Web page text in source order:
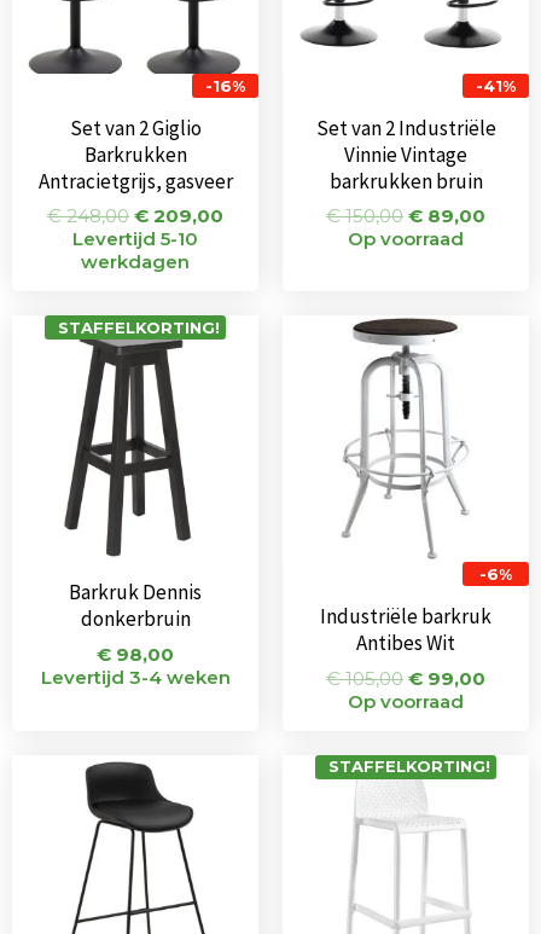
-16%
Set van 2 Giglio
Barkrukken
Antracietgrijs, gasveer
€248,00 € 209,00
Levertijd 5-10
werkdagen
-41%
Set van 2 Industriële
Vinnie Vintage
barkrukken bruin
€150,00 € 89,00
Op voorraad
STAFFELKORTING!
Barkruk Dennis
donkerbruin
€ 98,00
Levertijd 3-4 weken
-6%
Industriële barkruk
Antibes Wit
€105,00
prijs
was:
€ 105,00.
€ 99,00
Op voorraad
STAFFELKORTING!